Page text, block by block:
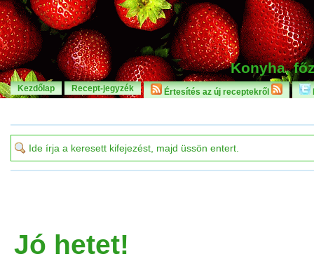
Konyha,
Kezdőlap Recept-jegyzék Értesítés az új receptekről
Jó hetet!